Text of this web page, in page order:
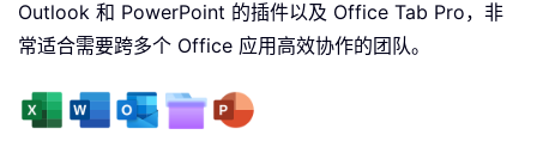
Outlook 和 PowerPoint 的插件以及 Office Tab Pro，非
常适合需要跨多个 Office 应用高效协作的团队。